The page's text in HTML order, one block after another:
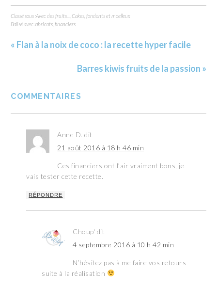
Classé sous :Avec des fruits... ,Cakes, fondants et moelleux
Balisé avec :abricots ,financiers
« Flan à la noix de coco : la recette hyper facile
Barres kiwis fruits de la passion »
COMMENTAIRES
Anne D. dit
21 août 2016 à 18 h 46 min
Ces financiers ont l’air vraiment bons, je
vais tester cette recette.
RÉPONDRE
Choup' dit
4 septembre 2016 à 10 h 42 min
N’hésitez pas à me faire vos retours
suite à la réalisation